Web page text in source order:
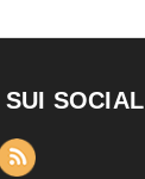
SOCIAL